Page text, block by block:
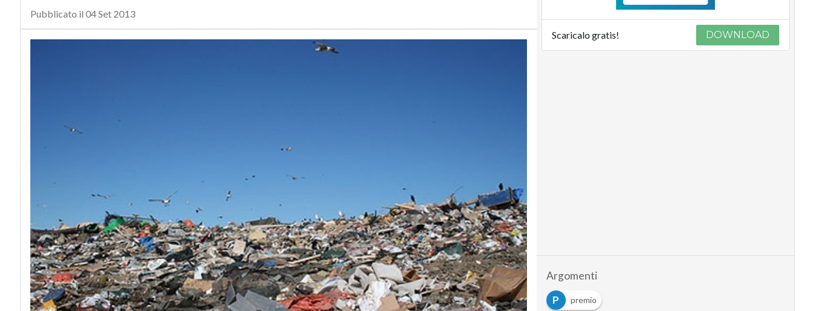
Pubblicato il 04 Set 2013
Scaricalo gratis! DOWNLOAD
Argomenti
P
premio